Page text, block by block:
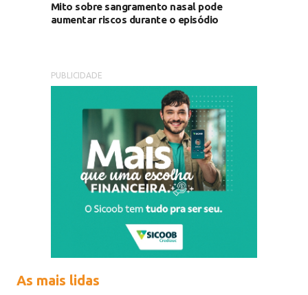
Mito sobre sangramento nasal pode
aumentar riscos durante o episódio
PUBLICIDADE
As mais lidas